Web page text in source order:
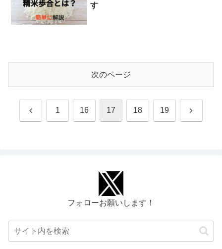
す
次のページ
前 1 16 17 18 19 次
フォローお願いします！